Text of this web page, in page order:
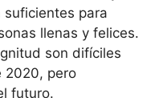
para
llenas y felices.
son difíciles
2020, pero
futuro.